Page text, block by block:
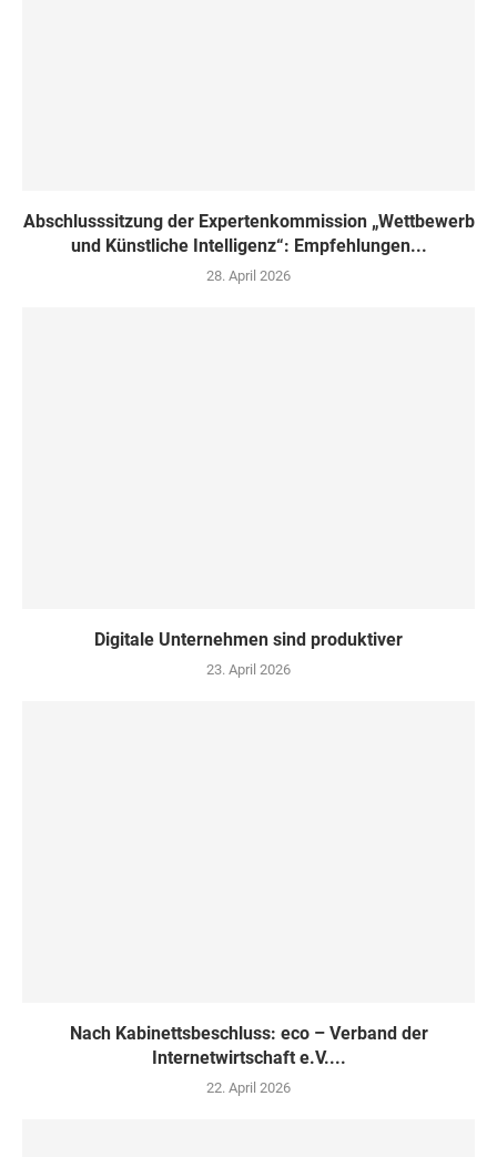
Abschlusssitzung der Expertenkommission „Wettbewerb
und Künstliche Intelligenz“: Empfehlungen...
28. April 2026
Digitale Unternehmen sind produktiver
23. April 2026
Nach Kabinettsbeschluss: eco – Verband der
Internetwirtschaft e.V....
22. April 2026